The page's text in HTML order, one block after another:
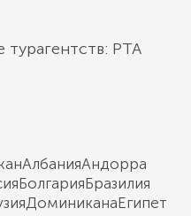
РТА
АлбанияАндорра
БолгарияБразилия
ДоминиканаЕгипет